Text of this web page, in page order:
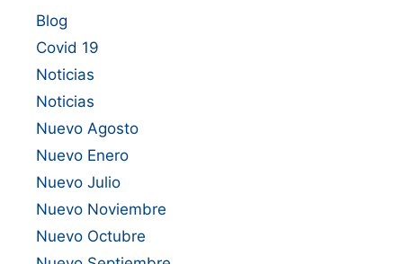
Blog
Covid 19
Noticias
Noticias
Nuevo Agosto
Nuevo Enero
Nuevo Julio
Nuevo Noviembre
Nuevo Octubre